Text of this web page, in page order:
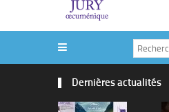
Dernières actualités